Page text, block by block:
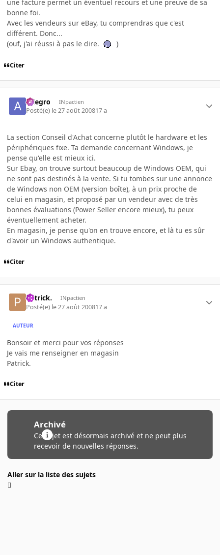
une facture permet un éventuel recours et une preuve de sa
bonne foi.
Avec les vendeurs sur eBay, tu comprendras que c'est
différent. Donc...
(ouf, j'ai réussi à pas le dire.
)
Citer
Allegro INpactien
Posté(e) le 27 août 200817 a
La section Conseil d'Achat concerne plutôt le hardware et les
périphériques fixe. Ta demande concernant Windows, je
pense qu'elle est mieux ici.
Sur Ebay, on trouve surtout beaucoup de Windows OEM, qui
ne sont pas destinés à la vente. Si tu tombes sur une annonce
de Windows non OEM (version boîte), à un prix proche de
celui en magasin, et proposé par un vendeur avec de très
bonnes évaluations (Power Seller encore mieux), tu peux
éventuellement acheter.
En magasin, je pense qu'on en trouve encore, et là tu es sûr
d'avoir un Windows authentique.
Citer
Patrick. INpactien
Posté(e) le 27 août 200817 a
AUTEUR
Bonsoir et merci pour vos réponses
Je vais me renseigner en magasin
Patrick.
Citer
Archivé
Ce sujet est désormais archivé et ne peut plus
recevoir de nouvelles réponses.
Aller sur la liste des sujets